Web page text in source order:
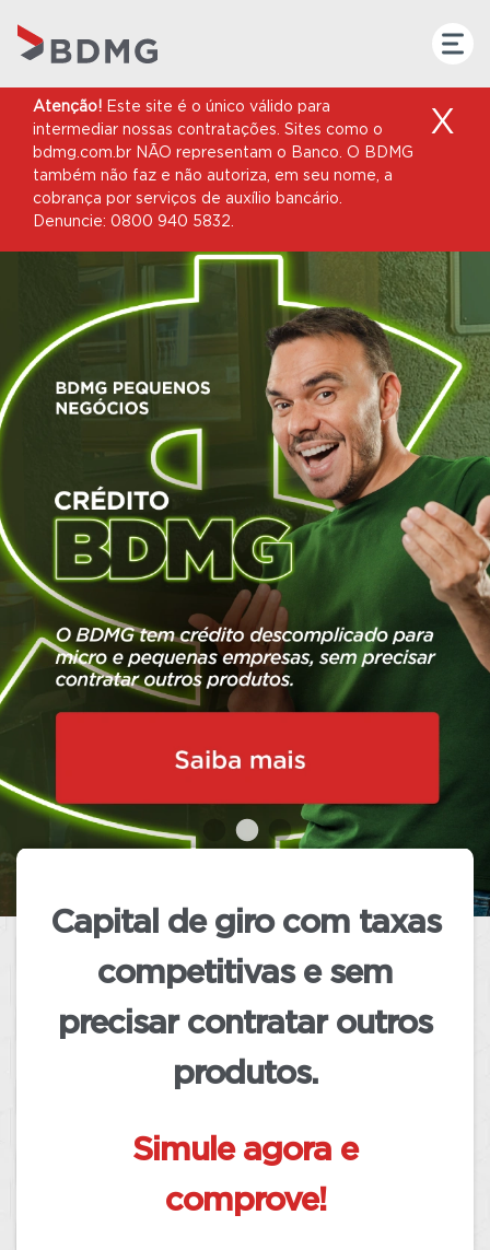
Atenção! Este site é o único válido para
intermediar nossas contratações. Sites como o
bdmg.com.br NÃO representam o Banco. O BDMG
também não faz e não autoriza, em seu nome, a
cobrança por serviços de auxílio bancário.
Denuncie: 0800 940 5832.
X
COMUNICADO
Informamos que,
no período que
antecede as eleiçõese em
conformidade
com a legislação
vigente, o BDMG manterá em seu site
exclusivamente os conteúdos
relacionados aos produtos e serviços
oferecidos pelo Banco.
Adicionalmente, os conteúdos relativos
ao atendimento aos clientes
continuarão disponíveis normalmente
(TRE) oficialize o término das eleições.
Capital de giro com taxas
competitivase sem
precisar contratar outros
produtos.
Simule agora e
comprove!